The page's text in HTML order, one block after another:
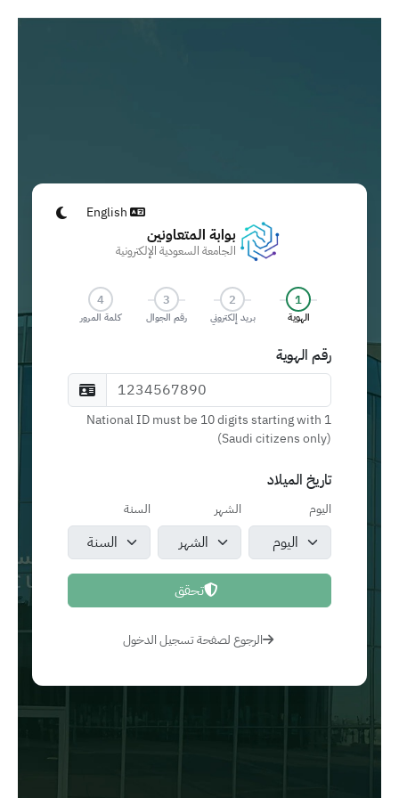
الوضع
بوابة المتعاونين
الجامعة السعودية الإلكترونية
1
الهوية
2
بريد إلكتروني
3
رقم الجوال
4
كلمة المرور
رقم الهوية
National ID must be 10 digits starting with 1
(Saudi citizens only)
تاريخ الميلاد
اليوم الشهر السنة
تحقق
الرجوع لصفحة تسجيل الدخول